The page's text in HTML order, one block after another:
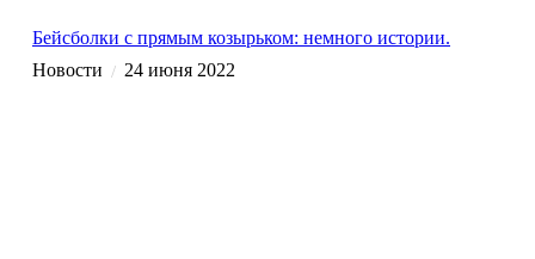
Бейсболки с прямым козырьком: немного истории.
Новости / 24 июня 2022